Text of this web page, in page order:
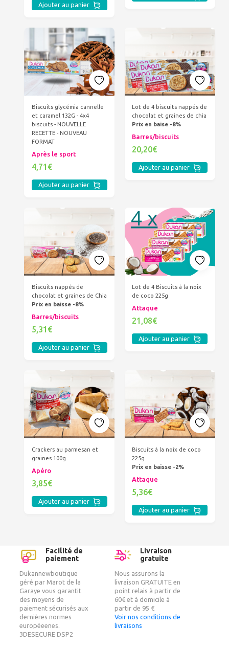
Ajouter au panier
Biscuits glycémia cannelle
et caramel 132G - 4x4
biscuits - NOUVELLE
RECETTE - NOUVEAU
FORMAT
Après le sport
4,71€
Ajouter au panier
Lot de 4 biscuits nappés de
chocolat et graines de chia
Prix en baise -8%
Barres/biscuits
20,20€
Ajouter au panier
Biscuits nappés de
chocolat et graines de Chia
Prix en baisse -8%
Barres/biscuits
5,31€
Ajouter au panier
Lot de 4 Biscuits à la noix
de coco 225g
Attaque
21,08€
Ajouter au panier
Crackers au parmesan et
graines 100g
Apéro
3,85€
Ajouter au panier
Biscuits à la noix de coco
225g
Prix en baisse -2%
Attaque
5,36€
Ajouter au panier
Facilité de
paiement
Dukannewboutique
géré par Marot de la
Garaye vous garantit
des moyens de
paiement sécurisés aux
dernières normes
européeenes.
3DESECURE DSP2
Livraison
gratuite
Nous assurons la
livraison GRATUITE en
point relais à partir de
60€ et à domicile à
partir de 95 €
Voir nos conditions de
livraisons